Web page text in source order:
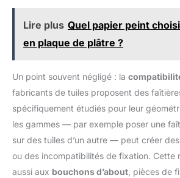
Tuiles en céramique, Tuiles en
béton, Tuiles en métal, Tôles
trapézoïdales, Tôles profilées
en aluminium
Lire plus Quel papier peint
en plaque de plâtre ?
Un point souvent négligé : la
fabricants de tuiles proposent des
spécifiquement étudiés pour leur
les gammes — par exemple poser une
sur des tuiles d’un autre — peut créer
ou des incompatibilités de fixation. Cette
aussi aux bouchons d’about, pièces de